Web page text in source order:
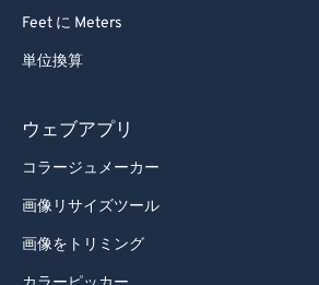
Feet に Meters
単位換算
ウェブアプリ
コラージュメーカー
画像リサイズツール
画像をトリミング